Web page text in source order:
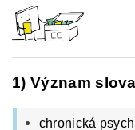
1) Význam
chronická